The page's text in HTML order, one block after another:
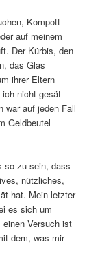
Kompott
auf meinem
Der Kürbis, den
das Glas
ihrer Eltern
ich nicht gesät
war auf jeden Fall
Geldbeutel
so zu sein, dass
nützliches,
hat. Mein letzter
es sich um
Versuch ist
dem, was mir